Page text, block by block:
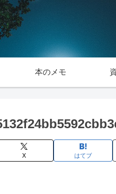
本のメモ
X はてブ